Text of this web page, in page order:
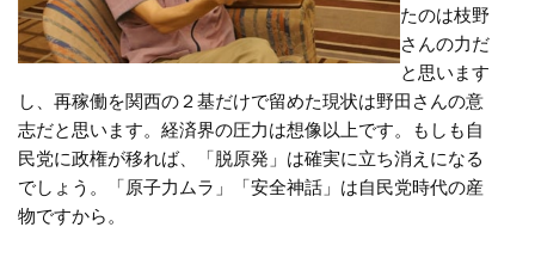
たのは枝野
さんの力だ
と思います
し、再稼働を関西の２基だけで留めた現状は野田さんの意
志だと思います。経済界の圧力は想像以上です。もしも自
民党に政権が移れば、「脱原発」は確実に立ち消えになる
でしょう。「原子力ムラ」「安全神話」は自民党時代の産
物ですから。